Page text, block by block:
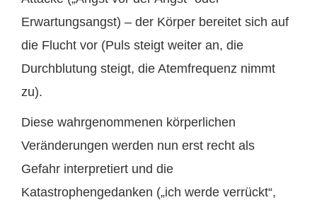
Erwartungsangst) – der Körper bereitet sich auf
die Flucht vor (Puls steigt weiter an, die
Durchblutung steigt, die Atemfrequenz nimmt
zu).
Diese wahrgenommenen körperlichen
Veränderungen werden nun erst recht als
Gefahr interpretiert und die
Katastrophengedanken („ich werde verrückt“,